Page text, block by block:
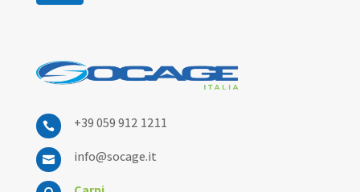
 +39 059 912 1211
 info@socage.it